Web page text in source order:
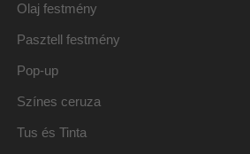
Olaj festmény
Pasztell festmény
Pop-up
Színes ceruza
Tus és Tinta